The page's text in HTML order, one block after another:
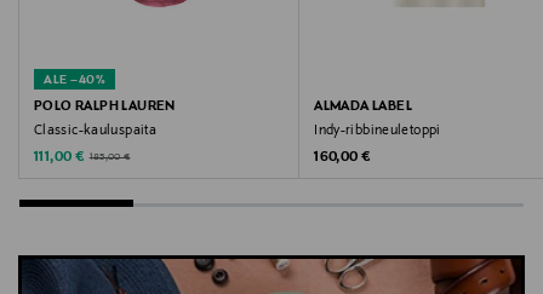
ALE –40%
POLO RALPH LAUREN
Classic-kauluspaita
Discounted Price
111,00 € Original Price
185,00 €
ALMADA LABEL
Indy-ribbineuletoppi
Original Price
160,00 €